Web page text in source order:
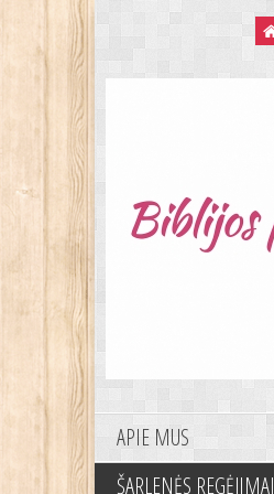
APIE MUS
ŠARLENĖS REGĖJIMAI